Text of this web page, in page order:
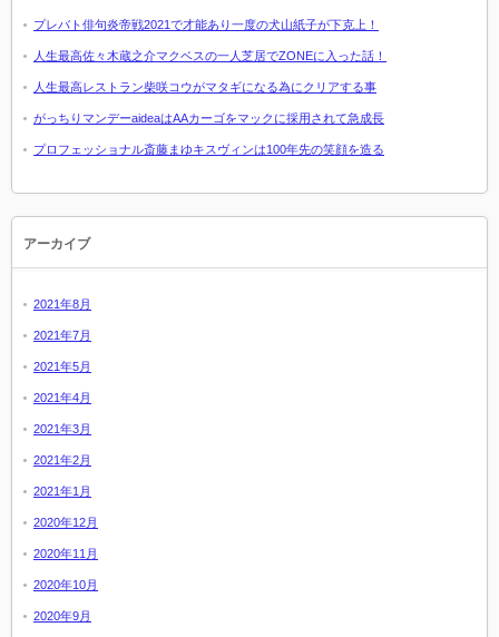
プレバト俳句炎帝戦2021で才能あり一度の犬山紙子が下克上！
人生最高佐々木蔵之介マクベスの一人芝居でZONEに入った話！
人生最高レストラン柴咲コウがマタギになる為にクリアする事
がっちりマンデーaideaはAAカーゴをマックに採用されて急成長
プロフェッショナル斎藤まゆキスヴィンは100年先の笑顔を造る
アーカイブ
2021年8月
2021年7月
2021年5月
2021年4月
2021年3月
2021年2月
2021年1月
2020年12月
2020年11月
2020年10月
2020年9月